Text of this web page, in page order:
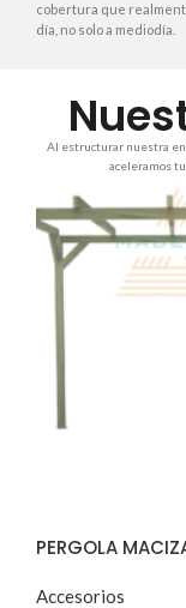
cobertura que
día, no solo a mediodía.
Al estructurar nuestra
aceleramos
PERGOLA
Accesorios